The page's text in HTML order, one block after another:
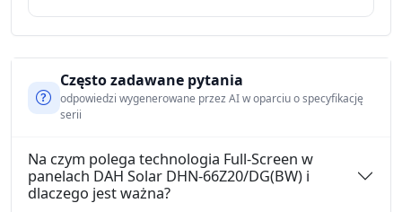
Często zadawane pytania
odpowiedzi wygenerowane przez AI w oparciu o specyfikację
serii
Na czym polega technologia Full-Screen w
panelach DAH Solar DHN-66Z20/DG(BW) i
dlaczego jest ważna?